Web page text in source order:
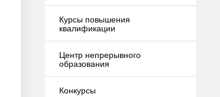
Курсы повышения
квалификации
Центр непрерывного
образования
Конкурсы